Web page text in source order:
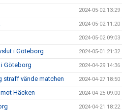
2024-05-02 13:29
2024-05-02 11:20
2024-05-02 09:03
i Göteborg 2024-05-01 21:32
Göteborg 2024-04-29 14:36
straff vände matchen 2024-04-27 18:50
Häcken 2024-04-25 09:00
2024-04-21 18:22